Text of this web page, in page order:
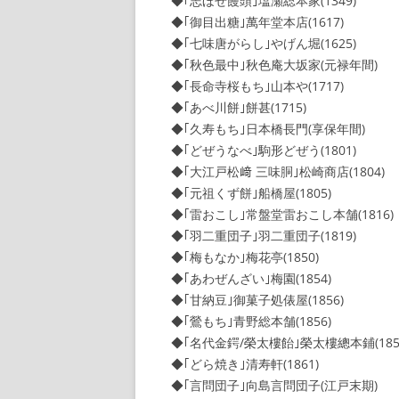
◆｢御目出糖｣萬年堂本店(1617)
◆｢七味唐がらし｣やげん堀(1625)
◆｢秋色最中｣秋色庵大坂家(元禄年間)
◆｢長命寺桜もち｣山本や(1717)
◆｢あべ川餅｣餅甚(1715)
◆｢久寿もち｣日本橋長門(享保年間)
◆｢どぜうなべ｣駒形どぜう(1801)
◆｢大江戸松﨑 三味胴｣松崎商店(1804)
◆｢元祖くず餅｣船橋屋(1805)
◆｢雷おこし｣常盤堂雷おこし本舗(1816)
◆｢羽二重団子｣羽二重団子(1819)
◆｢梅もなか｣梅花亭(1850)
◆｢あわぜんざい｣梅園(1854)
◆｢甘納豆｣御菓子処俵屋(1856)
◆｢鶯もち｣青野総本舗(1856)
◆｢名代金鍔/榮太樓飴｣榮太樓總本鋪
◆｢どら焼き｣清寿軒(1861)
◆｢言問団子｣向島言問団子(江戸末期)